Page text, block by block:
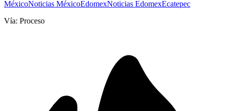
MéxicoNoticias MéxicoEdomexNoticias EdomexEcatepec
Vía: Proceso